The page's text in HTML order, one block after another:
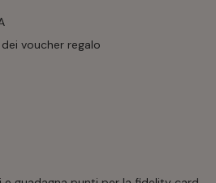
voucher regalo